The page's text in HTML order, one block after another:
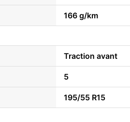
166 g/km
Traction avant
5
195/55 R15